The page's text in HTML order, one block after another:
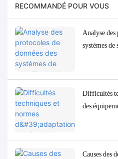
RECOMMANDÉ POUR VOUS
Analyse des
systèmes
Difficultés
des
Causes des